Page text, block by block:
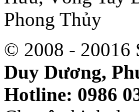
© 2008 -
Duy Dương,
Hotline: 0986